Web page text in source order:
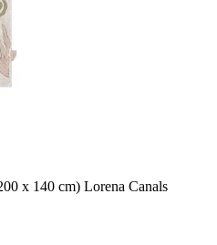
x 140 cm) Lorena Canals